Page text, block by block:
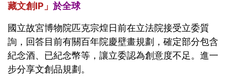
藏文創IP」 於全球
國立故宮博物院匹克宗煌日前在立法院接受立委質
詢，回答目前有關百年院慶壁畫規劃，確定部分包含
紀念酒、已紀念幣等，讓立委認為創意度不足。進一
步分享文創品規劃。